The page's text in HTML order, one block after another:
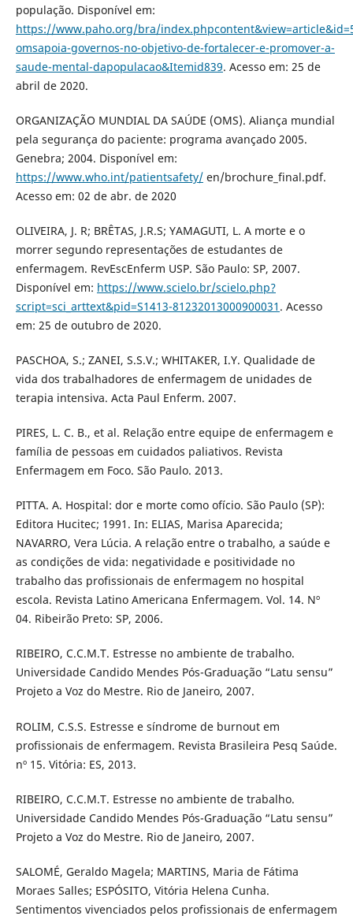
população. Disponível em:
https://www.paho.org/bra/
omsapoia-governos-no-objetivo-de-fortalecer-e-promover-a-
saude-mental-dapopulacao&Itemid839. Acesso em: 25 de
abril de 2020.
ORGANIZAÇÃO MUNDIAL DA SAÚDE (OMS). Aliança mundial
pela segurança do paciente: programa avançado 2005.
Genebra; 2004. Disponível em:
https://www.who.int/patientsafety/en/brochure_final.pdf.
Acesso em: 02 de abr. de 2020
OLIVEIRA, J. R; BRÊTAS, J.R.S; YAMAGUTI, L. A morte e o
morrer segundo representações de estudantes de
enfermagem. RevEscEnferm USP. São Paulo: SP, 2007.
Disponível em: https://www.scielo.br/scielo.php?
script=sci_arttext&pid=S1413-81232013000900031 . Acesso
em: 25 de outubro de 2020.
PASCHOA, S.; ZANEI, S.S.V.; WHITAKER, I.Y. Qualidade de
vida dos trabalhadores de enfermagem de unidades de
terapia intensiva. Acta Paul Enferm. 2007.
PIRES, L. C. B., et al. Relação entre equipe de enfermagem e
família de pessoas em cuidados paliativos. Revista
Enfermagem em Foco. São Paulo. 2013.
PITTA. A. Hospital: dor e morte como ofício. São Paulo (SP):
Editora Hucitec; 1991. In: ELIAS, Marisa Aparecida;
NAVARRO, Vera Lúcia. A relação entre o trabalho, a saúde e
as condições de vida: negatividade e positividade no
trabalho das profissionais de enfermagem no hospital
escola. Revista Latino Americana Enfermagem. Vol. 14. Nº
04. Ribeirão Preto: SP, 2006.
RIBEIRO, C.C.M.T. Estresse no ambiente de trabalho.
Universidade Candido Mendes Pós-Graduação “Latu sensu”
Projeto a Voz do Mestre. Rio de Janeiro, 2007.
ROLIM, C.S.S. Estresse e síndrome de burnout em
profissionais de enfermagem. Revista Brasileira Pesq Saúde.
nº 15. Vitória: ES, 2013.
RIBEIRO, C.C.M.T. Estresse no ambiente de trabalho.
Universidade Candido Mendes Pós-Graduação “Latu sensu”
Projeto a Voz do Mestre. Rio de Janeiro, 2007.
SALOMÉ, Geraldo Magela; MARTINS, Maria de Fátima
Moraes Salles; ESPÓSITO, Vitória Helena Cunha.
Sentimentos vivenciados pelos profissionais de enfermagem